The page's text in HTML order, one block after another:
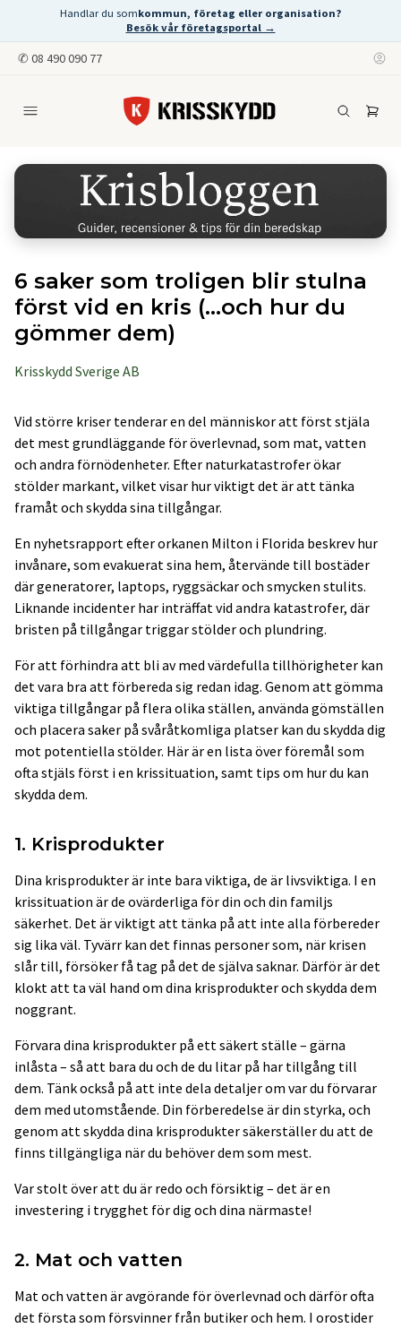
Handlar du somkommun, företag eller organisation?
Besök vår företagsportal →
✆ 08 490 090 77
6 saker som troligen blir stulna
först vid en kris (...och hur du
gömmer dem)
Krisskydd Sverige AB
Vid större kriser tenderar en del människor att först stjäla
det mest grundläggande för överlevnad, som mat, vatten
och andra förnödenheter. Efter naturkatastrofer ökar
stölder markant, vilket visar hur viktigt det är att tänka
framåt och skydda sina tillgångar.
En nyhetsrapport efter orkanen Milton i Florida beskrev hur
invånare, som evakuerat sina hem, återvände till bostäder
där generatorer, laptops, ryggsäckar och smycken stulits.
Liknande incidenter har inträffat vid andra katastrofer, där
bristen på tillgångar triggar stölder och plundring.
För att förhindra att bli av med värdefulla tillhörigheter kan
det vara bra att förbereda sig redan idag. Genom att gömma
viktiga tillgångar på flera olika ställen, använda gömställen
och placera saker på svåråtkomliga platser kan du skydda dig
mot potentiella stölder. Här är en lista över föremål som
ofta stjäls först i en krissituation, samt tips om hur du kan
skydda dem.
1. Krisprodukter
Dina krisprodukter är inte bara viktiga, de är livsviktiga. I en
krissituation är de ovärderliga för din och din familjs
säkerhet. Det är viktigt att tänka på att inte alla förbereder
sig lika väl. Tyvärr kan det finnas personer som, när krisen
slår till, försöker få tag på det de själva saknar. Därför är det
klokt att ta väl hand om dina krisprodukter och skydda dem
noggrant.
Förvara dina krisprodukter på ett säkert ställe – gärna
inlåsta – så att bara du och de du litar på har tillgång till
dem. Tänk också på att inte dela detaljer om var du förvarar
dem med utomstående. Din förberedelse är din styrka, och
genom att skydda dina krisprodukter säkerställer du att de
finns tillgängliga när du behöver dem som mest.
Var stolt över att du är redo och försiktig – det är en
investering i trygghet för dig och dina närmaste!
2. Mat och vatten
Mat och vatten är avgörande för överlevnad och därför ofta
det första som försvinner från butiker och hem. I orostider